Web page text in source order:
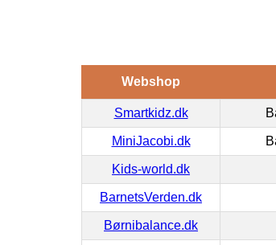
Webshop
Smartkidz.dk
MiniJacobi.dk
Kids-world.dk
BarnetsVerden.dk
Børnibalance.dk